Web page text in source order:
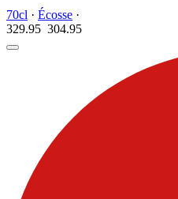
70cl · Écosse ·
329.95 304.95